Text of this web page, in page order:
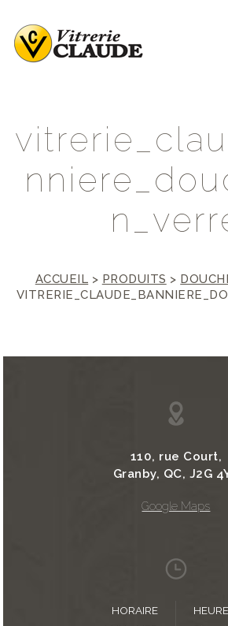
vitrerie clau
nniere dou
n
verr
ACCUEIL > PRODUITS >
110, rue Court,
Granby, QC, J2G
Google Maps
HORAIRE